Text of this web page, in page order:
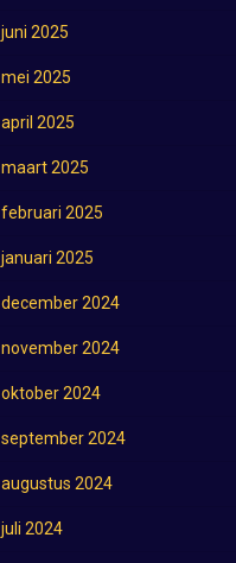
juni 2025
mei 2025
april 2025
maart 2025
februari 2025
januari 2025
december 2024
november 2024
oktober 2024
september 2024
augustus 2024
juli 2024